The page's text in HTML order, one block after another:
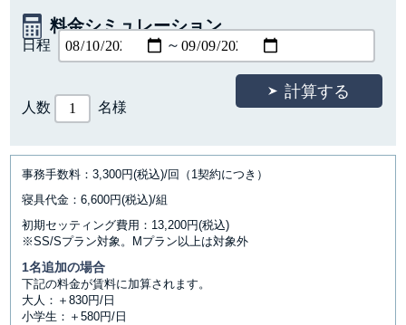
料金シミュレーション
人数 名様
日程 ～
事務手数料：3,300円(税込)/回（1契約につき）
寝具代金：6,600円(税込)/組
初期セッティング費用：13,200円(税込)
※SS/Sプラン対象。Mプラン以上は対象外
1名追加の場合
下記の料金が賃料に加算されます。
大人：＋830円/日
小学生：＋580円/日